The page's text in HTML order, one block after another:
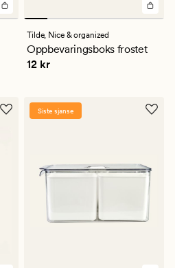
Tilde, Nice & organized
Oppbevaringsboks frostet
Pris 12 kr
12 kr
Siste sjanse